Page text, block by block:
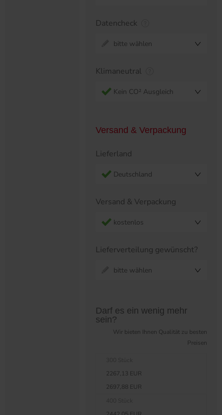
Datencheck
bitte wählen
Klimaneutral
Kein CO² Ausgleich
Versand & Verpackung
Lieferland
Deutschland
Versand & Verpackung
kostenlos
Lieferverteilung gewünscht?
bitte wählen
Darf es ein wenig mehr
sein?
Wir bieten Ihnen Qualität zu besten
Preisen
2267,13 EUR
2697,88 EUR